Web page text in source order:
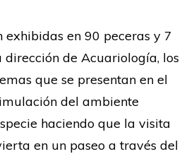
exhibidas en 90 peceras y 7
dirección de Acuariología, los
que se presentan en el
del ambiente
haciendo que la visita
en un paseo a través del